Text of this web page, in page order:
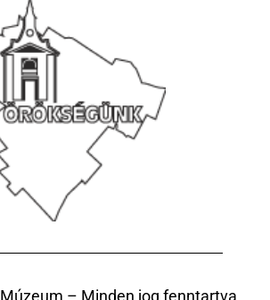
– Minden jog fenntartva.